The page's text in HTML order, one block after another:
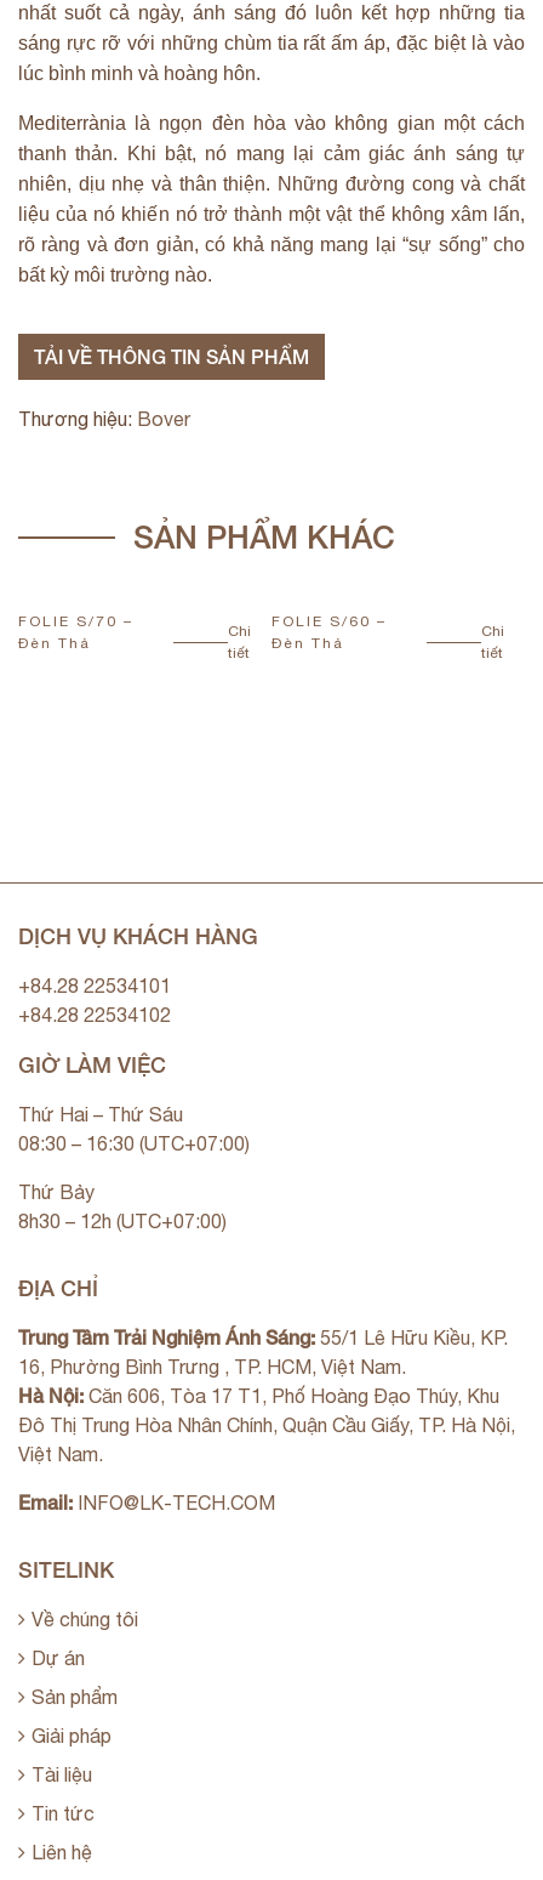
nhất suốt cả ngày, ánh sáng đó luôn kết hợp những tia
sáng rực rỡ với những chùm tia rất ấm áp, đặc biệt là vào
lúc bình minh và hoàng hôn.
Mediterrània là ngọn đèn hòa vào không gian một cách
thanh thản. Khi bật, nó mang lại cảm giác ánh sáng tự
nhiên, dịu nhẹ và thân thiện. Những đường cong và chất
liệu của nó khiến nó trở thành một vật thể không xâm lấn,
rõ ràng và đơn giản, có khả năng mang lại “sự sống” cho
bất kỳ môi trường nào.
TẢI VỀ THÔNG TIN SẢN PHẨM
Thương hiệu: Bover
SẢN PHẨM KHÁC
FOLIE S/70 –
Đèn Thả
Chi
tiết
FOLIE S/60 –
Đèn Thả
Chi
tiết
DỊCH VỤ KHÁCH HÀNG
+84.28 22534101
+84.28 22534102
GIỜ LÀM VIỆC
Thứ Hai – Thứ Sáu
08:30 – 16:30 (UTC+07:00)
Thứ Bảy
8h30 – 12h (UTC+07:00)
ĐỊA CHỈ
Trung Tâm Trải Nghiệm Ánh Sáng: 55/1 Lê Hữu Kiều, KP.
16, Phường Bình Trưng , TP. HCM, Việt Nam.
Hà Nội: Căn 606, Tòa 17 T1, Phố Hoàng Đạo Thúy, Khu
Đô Thị Trung Hòa Nhân Chính, Quận Cầu Giấy, TP. Hà Nội,
Việt Nam.
Email: INFO@LK-TECH.COM
SITELINK
Về chúng tôi
Dự án
Sản phẩm
Giải pháp
Tài liệu
Tin tức
Liên hệ